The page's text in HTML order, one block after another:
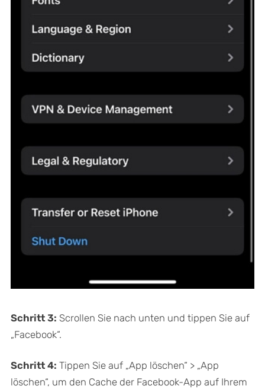
Schritt 3: Scrollen Sie nach unten und tippen Sie auf
„Facebook“.
Schritt 4: Tippen Sie auf „App löschen“ > „App
löschen“, um den Cache der Facebook-App auf Ihrem